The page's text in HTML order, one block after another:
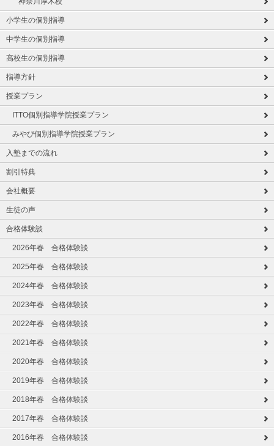
小学生の個別指導
中学生の個別指導
高校生の個別指導
指導方針
授業プラン
ITTO個別指導学院授業プラン
みやび個別指導学院授業プラン
入塾までの流れ
割引特典
会社概要
生徒の声
合格体験談
2026年春 合格体験談
2025年春 合格体験談
2024年春 合格体験談
2023年春 合格体験談
2022年春 合格体験談
2021年春 合格体験談
2020年春 合格体験談
2019年春 合格体験談
2018年春 合格体験談
2017年春 合格体験談
2016年春 合格体験談